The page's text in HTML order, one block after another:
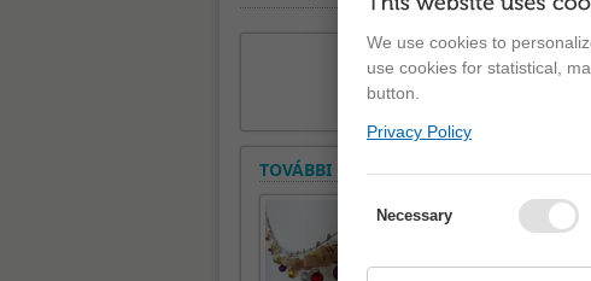
TOVÁBBI CIKKEK A ROVATBAN
We use cookies to
use cookies for statistical,
button.
Privacy Policy
Necessary